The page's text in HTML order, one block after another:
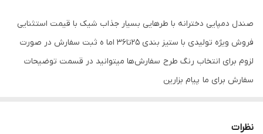
صندل دمپایی دخترانه با طرهایی بسیار جذاب شیک با قیمت استثنایی
فروش ویژه تولیدی با ستیز بندی ۲۵تا۳۶ اما ه ثبت سفارش در صورت
لزوم برای انتخاب رنگ طرح سفارش‌ها میتوانید در قسمت توضیحات
سفارش برای ما پیام بزارین
نظرات